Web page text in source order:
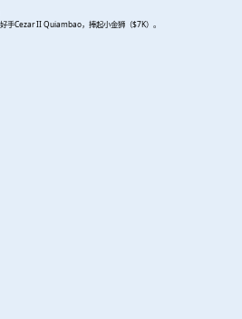
手Cezar II Quiambao，捧起小金狮（$7K）。